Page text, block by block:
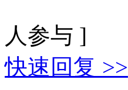
人参与 ]
快速回复 >>